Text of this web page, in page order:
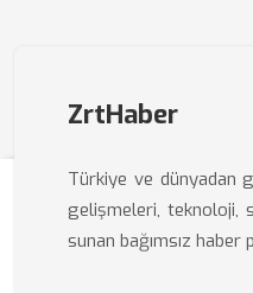
ZrtHaber
Türkiye ve dünyadan
gelişmeleri, teknoloji,
sunan bağımsız